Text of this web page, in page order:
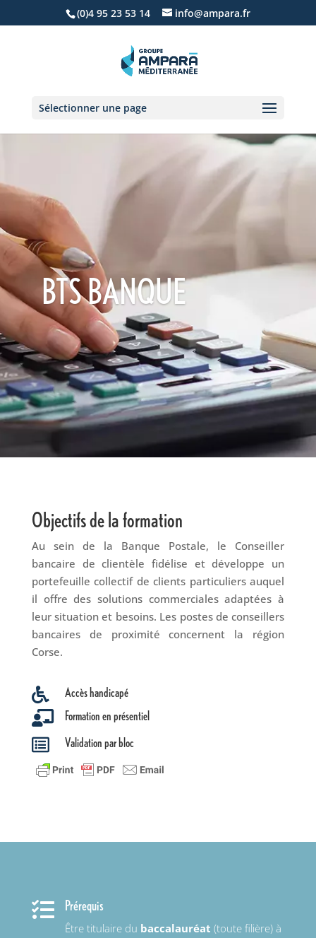
(0)4 95 23 53 14 info@ampara.fr
Sélectionner une page
BTS BANQUE
Objectifs de la formation
Au sein de la Banque Postale, le Conseiller
bancaire de clientèle fidélise et développe un
portefeuille collectif de clients particuliers auquel
il offre des solutions commerciales adaptées à
leur situation et besoins. Les postes de conseillers
bancaires de proximité concernent la région
Corse.
 Accès handicapé
 Formation en présentiel
 Validation par bloc
 Prérequis
Être titulaire du baccalauréat (toute filière) à